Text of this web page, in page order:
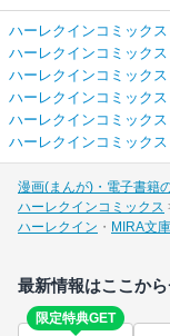
ハーレクインコミックス
ハーレクインコミックス
ハーレクインコミックス
ハーレクインコミックス
ハーレクインコミックス
ハーレクインコミックス
漫画(まんが)・電子書籍
ハーレクインコミックス
ハーレクイン
MIRA文庫
最新情報はここから
限定特典GET